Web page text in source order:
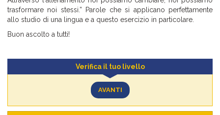
trasformare noi stessi.” Parole che si applicano perfettamente
allo studio di una lingua e a questo esercizio in particolare.
Buon ascolto a tutti!
Verifica il tuo livello
AVANTI